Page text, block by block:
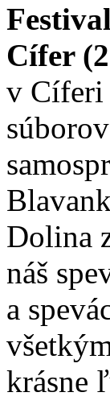
Cífer
v Cíferi
Dolina
náš
a
krásne